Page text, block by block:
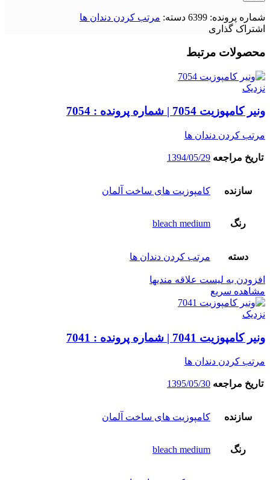
شماره پرونده: 6399 دسته: مرتب کردن دندان ها
اشتراک گذاری
محصولات مرتبط
نزدیک
ونیر کامپوزیت 7054 | شماره پرونده : 7054
مرتب کردن دندان ها
تاریخ مراجعه 1394/05/29
سازنده کامپوزیت های ساخت آلمان
رنگ bleach medium
دسته مرتب کردن دندان ها
افزودن به لیست علاقه مندیها
مشاهده سریع
نزدیک
ونیر کامپوزیت 7041 | شماره پرونده : 7041
مرتب کردن دندان ها
تاریخ مراجعه 1395/05/30
سازنده کامپوزیت های ساخت آلمان
رنگ bleach medium